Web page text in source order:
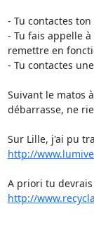
- Tu contactes
- Tu fais appelle
remettre en
- Tu contactes
Suivant le matos
débarrasse, ne
http://
http://